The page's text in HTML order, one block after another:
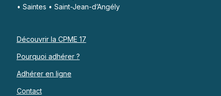
• Saintes • Saint-Jean-d’Angély
Découvrir la CPME 17
Pourquoi adhérer ?
Adhérer en ligne
Contact